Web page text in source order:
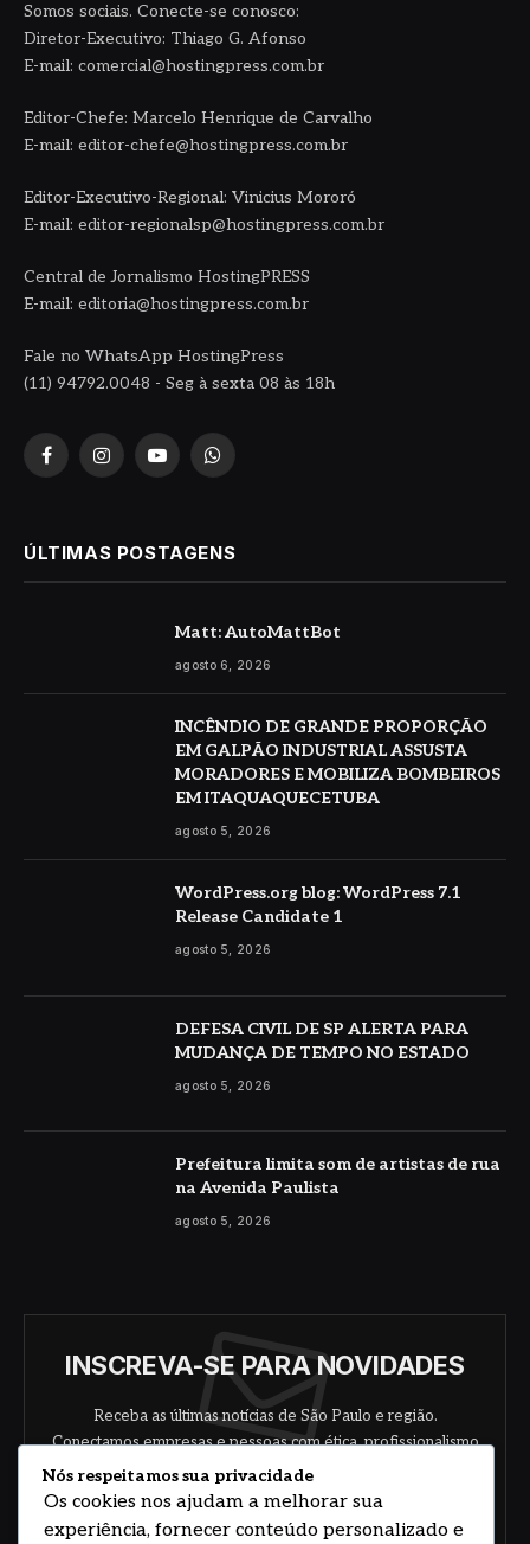
Somos sociais. Conecte-se conosco:
Diretor-Executivo: Thiago G. Afonso
E-mail: comercial@hostingpress.com.br
Editor-Chefe: Marcelo Henrique de Carvalho
E-mail: editor-chefe@hostingpress.com.br
Editor-Executivo-Regional: Vinicius Mororó
E-mail: editor-regionalsp@hostingpress.com.br
Central de Jornalismo HostingPRESS
E-mail: editoria@hostingpress.com.br
Fale no WhatsApp HostingPress
(11) 94792.0048 - Seg à sexta 08 às 18h
FacebookInstagramYouTubeWhatsApp
ÚLTIMAS POSTAGENS
Matt: AutoMattBot
agosto 6, 2026
INCÊNDIO DE GRANDE PROPORÇÃO
EM GALPÃO INDUSTRIAL ASSUSTA
MORADORES E MOBILIZA BOMBEIROS
EM ITAQUAQUECETUBA
agosto 5, 2026
WordPress.org blog: WordPress 7.1
Release Candidate 1
agosto 5, 2026
DEFESA CIVIL DE SP ALERTA PARA
MUDANÇA DE TEMPO NO ESTADO
agosto 5, 2026
Prefeitura limita som de artistas de rua
na Avenida Paulista
agosto 5, 2026
INSCREVA-SE PARA NOVIDADES
Receba as últimas notícias de São Paulo e região.
Conectamos empresas e pessoas com ética, profissionalismo
e responsabilidade.
Nós respeitamos sua privacidade
Os cookies nos ajudam a melhorar sua
experiência, fornecer conteúdo personalizado e